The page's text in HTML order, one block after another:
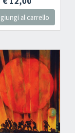
al carrello